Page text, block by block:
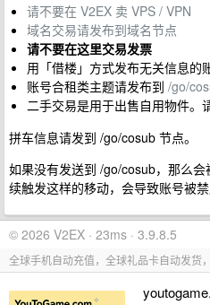
请不要在 V2EX 卖 VPS / VPN
域名交易请发布到域名节点
请不要在这里交易发票
用「借楼」方式发布无关信息的
账号合租类主题请发布到 /go/
二手交易是用于出售自用物件。
拼车信息请发到 /go/cosub 节点。
如果没有发送到 /go/cosub，那么
续触发这样的移动，会导致账号被禁
© 2026 V2EX · 23ms · 3.9.8.5
全球手机自动充值，全球礼品卡自动发货